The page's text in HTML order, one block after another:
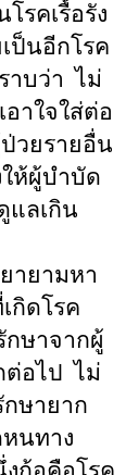
รคเรื้อรัง
ป็นอีกโรค
าบว่า ไม่
อาใจใส่ต่อ
วยรายอื่น
ห้ผู้บำบัด
แลเกิน
ายามหา
กิดโรค
กษาจากผู้
ต่อไป ไม่
ษายาก
นทาง